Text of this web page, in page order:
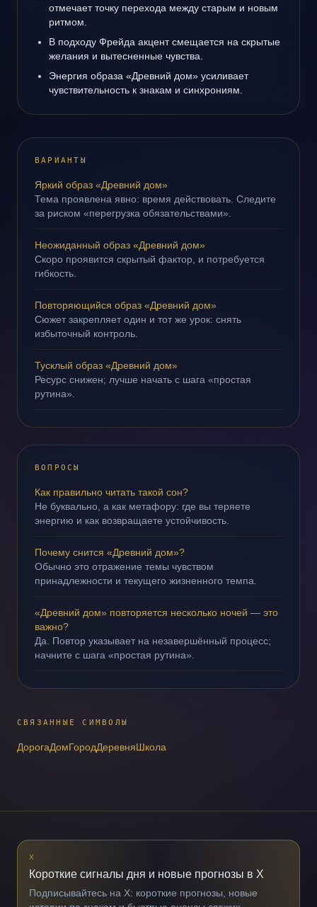
отмечает точку перехода между старым и новым
ритмом.
В подходу Фрейда акцент смещается на скрытые
желания и вытесненные чувства.
Энергия образа «Древний дом» усиливает
чувствительность к знакам и синхрониям.
ВАРИАНТЫ
Яркий образ «Древний дом»
Тема проявлена явно: время действовать. Следите
за риском «перегрузка обязательствами».
Неожиданный образ «Древний дом»
Скоро проявится скрытый фактор, и потребуется
гибкость.
Повторяющийся образ «Древний дом»
Сюжет закрепляет один и тот же урок: снять
избыточный контроль.
Тусклый образ «Древний дом»
Ресурс снижен; лучше начать с шага «простая
рутина».
ВОПРОСЫ
Как правильно читать такой сон?
Не буквально, а как метафору: где вы теряете
энергию и как возвращаете устойчивость.
Почему снится «Древний дом»?
Обычно это отражение темы чувством
принадлежности и текущего жизненного темпа.
«Древний дом» повторяется несколько ночей — это
важно?
Да. Повтор указывает на незавершённый процесс;
начните с шага «простая рутина».
СВЯЗАННЫЕ СИМВОЛЫ
ДорогаДомГородДеревняШкола
X
Короткие сигналы дня и новые прогнозы в X
Подписывайтесь на X: короткие прогнозы, новые